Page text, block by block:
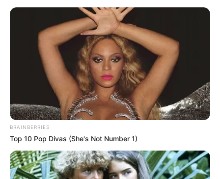
BRAINBERRIES
Top 10 Pop Divas (She's Not Number 1)